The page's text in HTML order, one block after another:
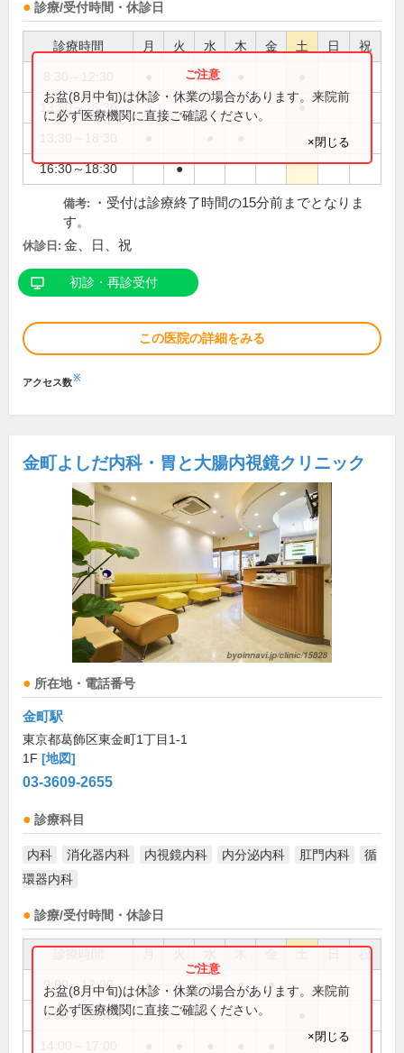
診療/受付時間・休診日
診療時間 月 火 水 木 金 土 日 祝
●
13:30～16:30 ●
16:30～18:30 ●
お盆(8月中旬)は休診・休業の場合があります。来院前
に必ず医療機関に直接ご確認ください。
×閉じる
備考:
・受付は診療終了時間の15分前までとなりま
す。
休診日: 金、日、祝
初診・再診受付
この医院の詳細をみる
アクセス数※
金町よしだ内科・胃と大腸内視鏡クリニック
所在地・電話番号
金町駅
東京都葛飾区東金町1丁目1-1
1F [地図]
03-3609-2655
診療科目
内科 消化器内科 内視鏡内科 内分泌内科 肛門内科
循
環器内科
診療/受付時間・休診日
祝
9:00～12:00 ● ● ● ● ●
9:00～12:30
お盆(8月中旬)は休診・休業の場合があります。来院前
に必ず医療機関に直接ご確認ください。
×閉じる